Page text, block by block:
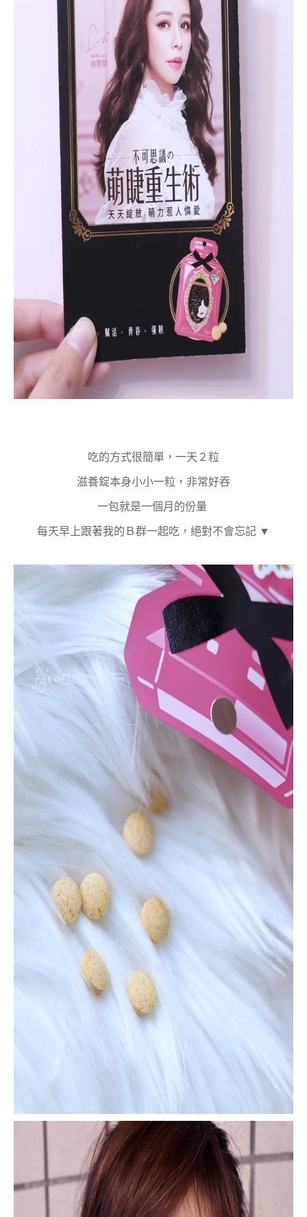
吃的方式很簡單，一天２粒
滋養錠本身小小一粒，非常好吞
一包就是一個月的份量
每天早上跟著我的Ｂ群一起吃，絕對不會忘記 ▼